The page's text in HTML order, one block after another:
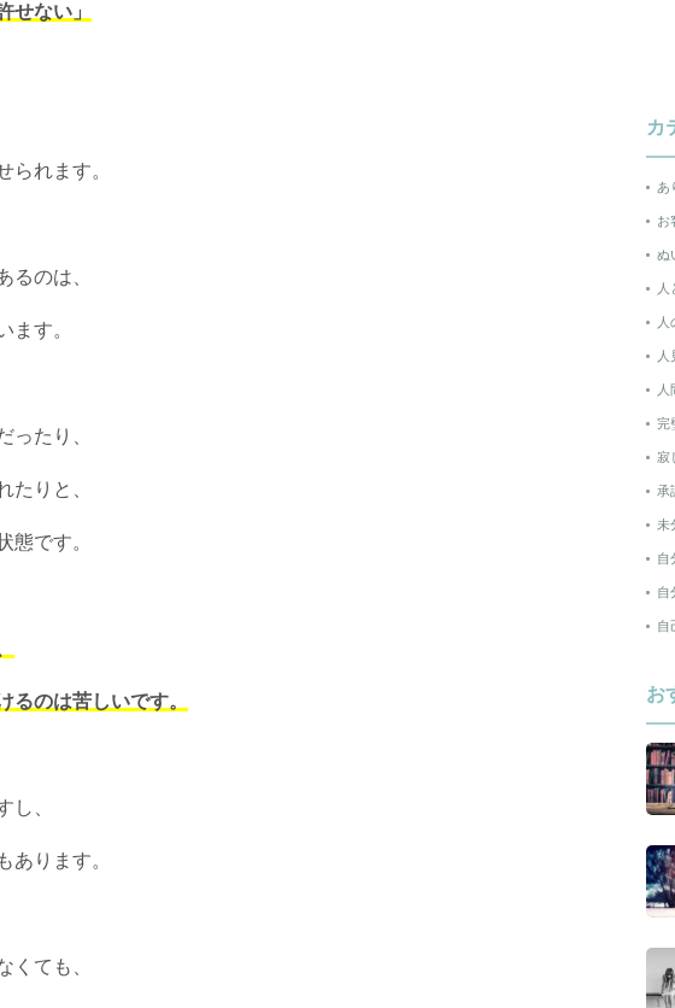
せない」
られます。
るのは、
ます。
ったり、
たりと、
態です。
るのは苦しいです。
し、
あります。
くても、
カ
あ
お
ぬ
人
人
人
完
寂
承
未
自
自
自
お